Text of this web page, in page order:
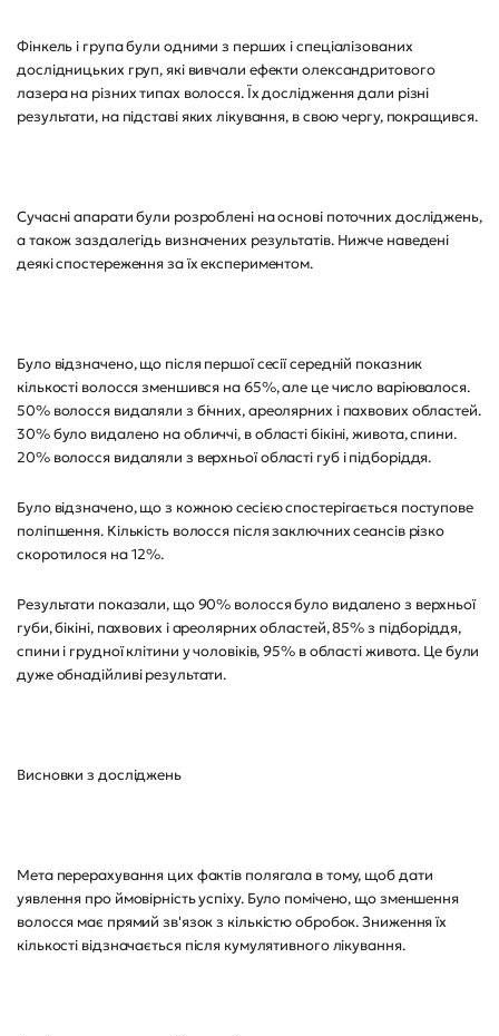
Фінкель і група були одними з перших і спеціалізованих
дослідницьких груп, які вивчали ефекти олександритового
лазера на різних типах волосся. Їх дослідження дали різні
результати, на підставі яких лікування, в свою чергу, покращився.
Сучасні апарати були розроблені на основі поточних досліджень,
а також заздалегідь визначених результатів. Нижче наведені
деякі спостереження за їх експериментом.
Було відзначено, що після першої сесії середній показник
кількості волосся зменшився на 65%, але це число варіювалося.
50% волосся видаляли з бічних, ареолярних і пахвових областей.
30% було видалено на обличчі, в області бікіні, живота, спини.
20% волосся видаляли з верхньої області губ і підборіддя.
Було відзначено, що з кожною сесією спостерігається поступове
поліпшення. Кількість волосся після заключних сеансів різко
скоротилося на 12%.
Результати показали, що 90% волосся було видалено з верхньої
губи, бікіні, пахвових і ареолярних областей, 85% з підборіддя,
спини і грудної клітини у чоловіків, 95% в області живота. Це були
дуже обнадійливі результати.
Висновки з досліджень
Мета перерахування цих фактів полягала в тому, щоб дати
уявлення про ймовірність успіху. Було помічено, що зменшення
волосся має прямий зв'язок з кількістю обробок. Зниження їх
кількості відзначається після кумулятивного лікування.